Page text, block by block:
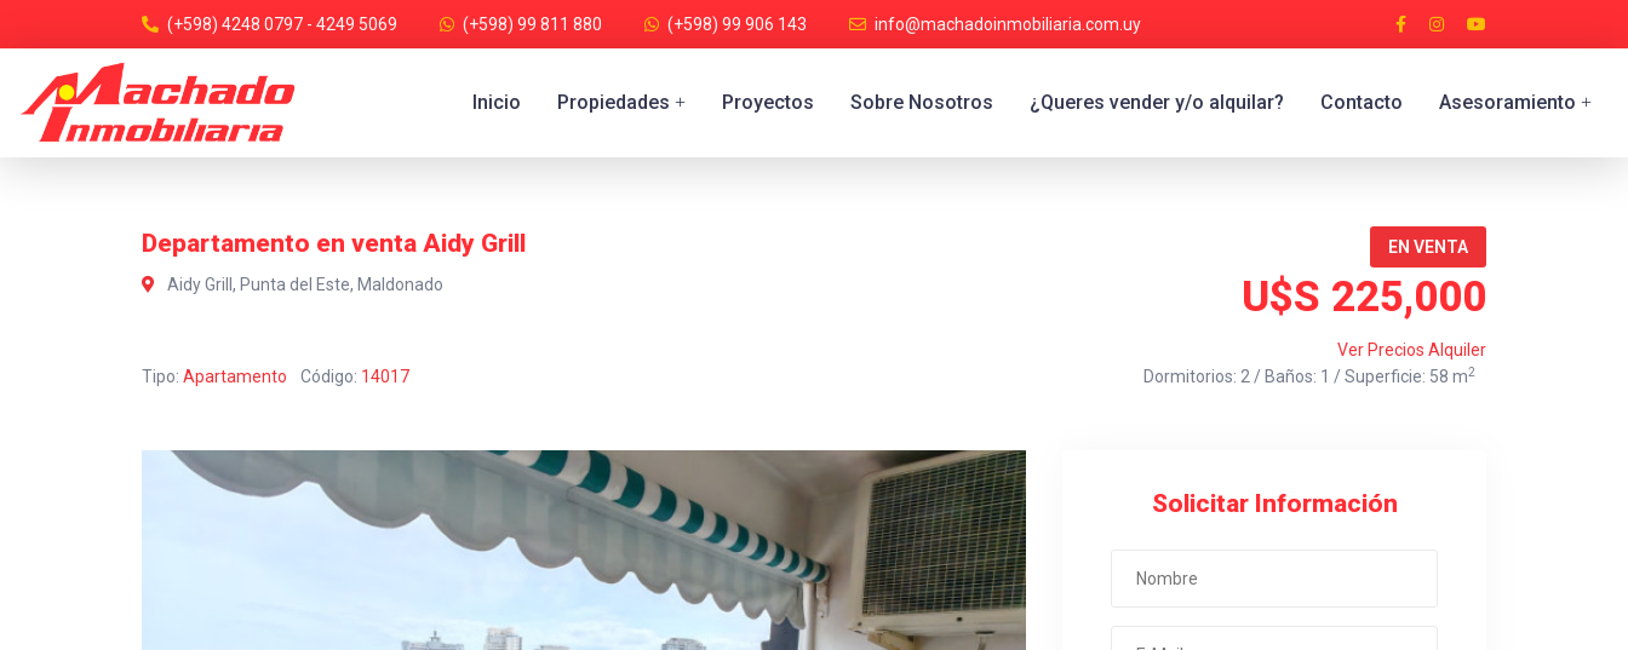
(+598) 4248 0797 - 4249 5069 (+598) 99 811 880 (+598) 99 906 143 info@machadoinmobiliaria.com.uy
Inicio Propiedades + Proyectos Sobre Nosotros ¿Queres vender y/o alquilar? Contacto Asesoramiento +
Departamento en venta Aidy Grill
Aidy Grill, Punta del Este, Maldonado
EN VENTA
U$S 225,000
Ver Precios Alquiler
Tipo: Apartamento Código: 14017 Dormitorios: 2 / Baños: 1 / Superficie: 58 m2
Solicitar Información